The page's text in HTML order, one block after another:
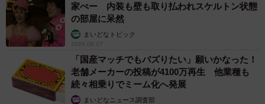
家ぺー 内装も壁も取り払われスケルトン状態
の部屋に呆然
まいどなトピック
2026.08.07
「国産マッチでもバズりたい」願いかなった！
老舗メーカーの投稿が4100万再生 他業種も
続々相乗りでミーム化へ発展
まいどなニュース調査部